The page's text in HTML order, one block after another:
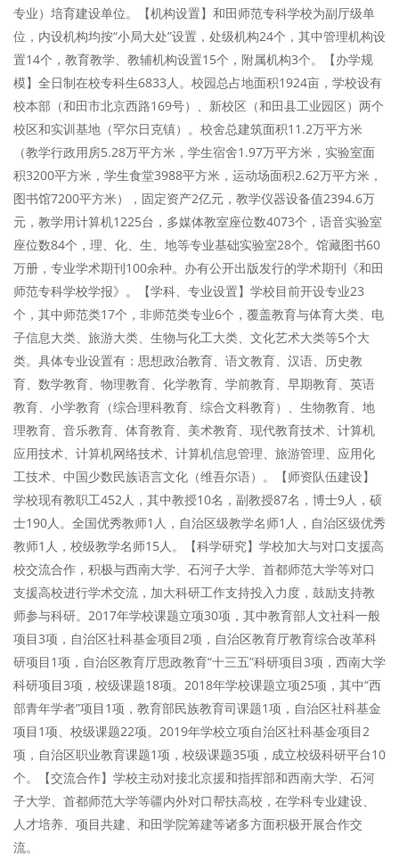
专业）培育建设单位。【机构设置】和田师范专科学校为副厅级单
位，内设机构均按“小局大处”设置，处级机构24个，其中管理机构设
置14个，教育教学、教辅机构设置15个，附属机构3个。【办学规
模】全日制在校专科生6833人。校园总占地面积1924亩，学校设有
校本部（和田市北京西路169号）、新校区（和田县工业园区）两个
校区和实训基地（罕尔日克镇）。校舍总建筑面积11.2万平方米
（教学行政用房5.28万平方米，学生宿舍1.97万平方米，实验室面
积3200平方米，学生食堂3988平方米，运动场面积2.62万平方米，
图书馆7200平方米），固定资产2亿元，教学仪器设备值2394.6万
元，教学用计算机1225台，多媒体教室座位数4073个，语音实验室
座位数84个，理、化、生、地等专业基础实验室28个。馆藏图书60
万册，专业学术期刊100余种。办有公开出版发行的学术期刊《和田
师范专科学校学报》。【学科、专业设置】学校目前开设专业23
个，其中师范类17个，非师范类专业6个，覆盖教育与体育大类、电
子信息大类、旅游大类、生物与化工大类、文化艺术大类等5个大
类。具体专业设置有：思想政治教育、语文教育、汉语、历史教
育、数学教育、物理教育、化学教育、学前教育、早期教育、英语
教育、小学教育（综合理科教育、综合文科教育）、生物教育、地
理教育、音乐教育、体育教育、美术教育、现代教育技术、计算机
应用技术、计算机网络技术、计算机信息管理、旅游管理、应用化
工技术、中国少数民族语言文化（维吾尔语）。【师资队伍建设】
学校现有教职工452人，其中教授10名，副教授87名，博士9人，硕
士190人。全国优秀教师1人，自治区级教学名师1人，自治区级优秀
教师1人，校级教学名师15人。【科学研究】学校加大与对口支援高
校交流合作，积极与西南大学、石河子大学、首都师范大学等对口
支援高校进行学术交流，加大科研工作支持投入力度，鼓励支持教
师参与科研。2017年学校课题立项30项，其中教育部人文社科一般
项目3项，自治区社科基金项目2项，自治区教育厅教育综合改革科
研项目1项，自治区教育厅思政教育“十三五”科研项目3项，西南大学
科研项目3项，校级课题18项。2018年学校课题立项25项，其中“西
部青年学者”项目1项，教育部民族教育司课题1项，自治区社科基金
项目1项、校级课题22项。2019年学校立项自治区社科基金项目2
项，自治区职业教育课题1项，校级课题35项，成立校级科研平台10
个。【交流合作】学校主动对接北京援和指挥部和西南大学、石河
子大学、首都师范大学等疆内外对口帮扶高校，在学科专业建设、
人才培养、项目共建、和田学院筹建等诸多方面积极开展合作交
流。